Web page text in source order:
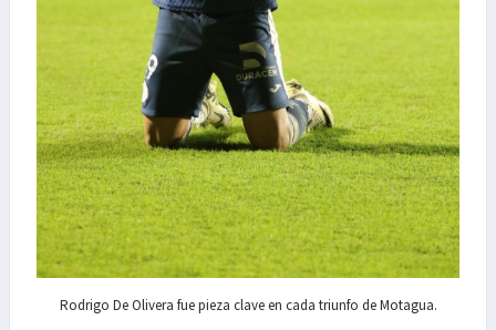
Rodrigo De Olivera fue pieza clave en cada triunfo de Motagua.